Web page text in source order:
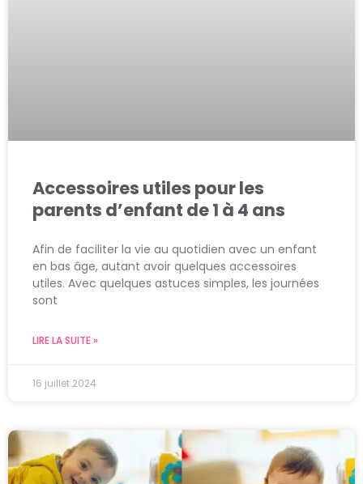
Accessoires utiles pour les
parents d’enfant de 1 à 4 ans
Afin de faciliter la vie au quotidien avec un enfant
en bas âge, autant avoir quelques accessoires
utiles. Avec quelques astuces simples, les journées
sont
LIRE LA SUITE »
16 juillet 2024